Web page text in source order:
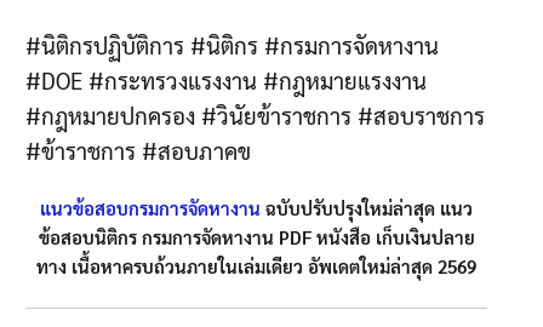
#นิติกรปฏิบัติการ #นิติกร #กรมการจัดหางาน
#DOE #กระทรวงแรงงาน #กฎหมายแรงงาน
#กฎหมายปกครอง #วินัยข้าราชการ #สอบราชการ
#ข้าราชการ #สอบภาคข
แนวข้อสอบกรมการจัดหางาน ฉบับปรับปรุงใหม่ล่าสุด แนว
ข้อสอบนิติกร กรมการจัดหางาน PDF หนังสือ เก็บเงินปลาย
ทาง เนื้อหาครบถ้วนภายในเล่มเดียว อัพเดตใหม่ล่าสุด 2569